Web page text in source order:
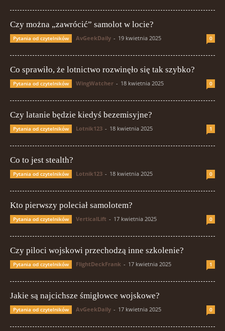
Czy można „zawrócić” samolot w locie?
Pytania od czytelników AvGeekDaily - 19 kwietnia 2025 0
Co sprawiło, że lotnictwo rozwinęło się tak szybko?
Pytania od czytelników WingWatcher - 18 kwietnia 2025 0
Czy latanie będzie kiedyś bezemisyjne?
Pytania od czytelników Lotnik123 - 18 kwietnia 2025 1
Co to jest stealth?
Pytania od czytelników Lotnik123 - 18 kwietnia 2025 0
Kto pierwszy poleciał samolotem?
Pytania od czytelników VerticalLift - 17 kwietnia 2025 0
Czy piloci wojskowi przechodzą inne szkolenie?
Pytania od czytelników FlightDeckFrank - 17 kwietnia 2025 1
Jakie są najcichsze śmigłowce wojskowe?
Pytania od czytelników AvGeekDaily - 17 kwietnia 2025 0